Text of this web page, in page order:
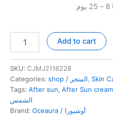
Repair
Cream
كريم
إصلاح
بعد
Add to cart
SKU: CJMJ2116228
Categories:
shop / المتجر,
Tags: After sun, After Sun cream
الشمس
Brand:
Oceaura / أوشيورا